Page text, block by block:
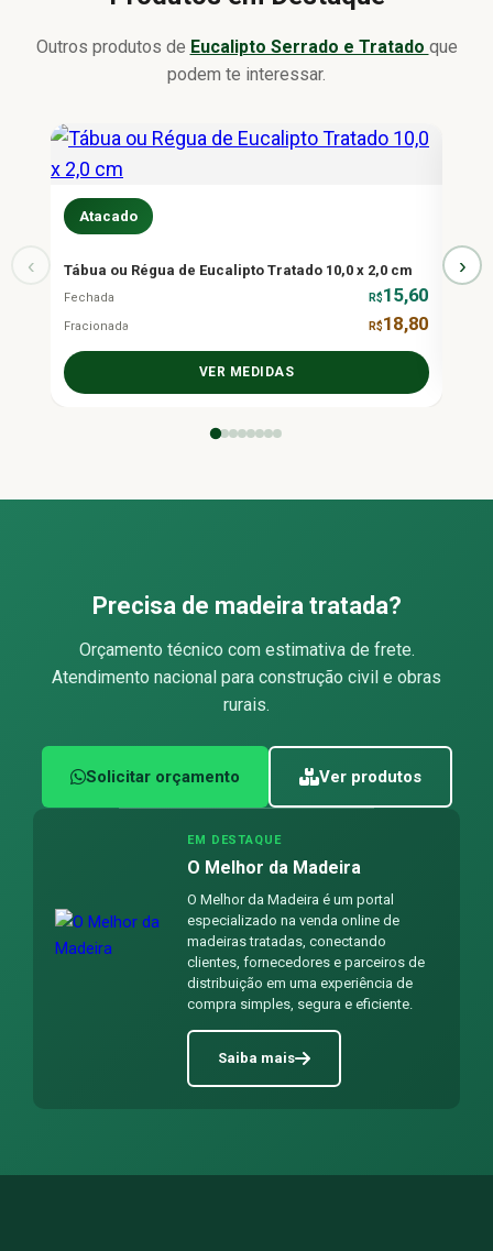
Outros produtos de Eucalipto Serrado e Tratado que
podem te interessar.
‹
Atacado
Tábua ou Régua de Eucalipto Tratado 10,0 x 2,0 cm
Fechada R$15,60
Fracionada R$18,80
VER MEDIDAS
›
Precisa de madeira tratada?
Orçamento técnico com estimativa de frete.
Atendimento nacional para construção civil e obras
rurais.
Solicitar orçamento Ver produtos
EM DESTAQUE
O Melhor da Madeira
O Melhor da Madeira é um portal
especializado na venda online de
madeiras tratadas, conectando
clientes, fornecedores e parceiros de
distribuição em uma experiência de
compra simples, segura e eficiente.
Saiba mais